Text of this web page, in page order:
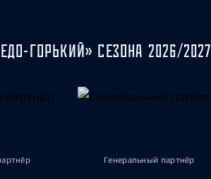
ГОРЬКИЙ» СЕЗОНА 2026/2027
Генеральный партнёр